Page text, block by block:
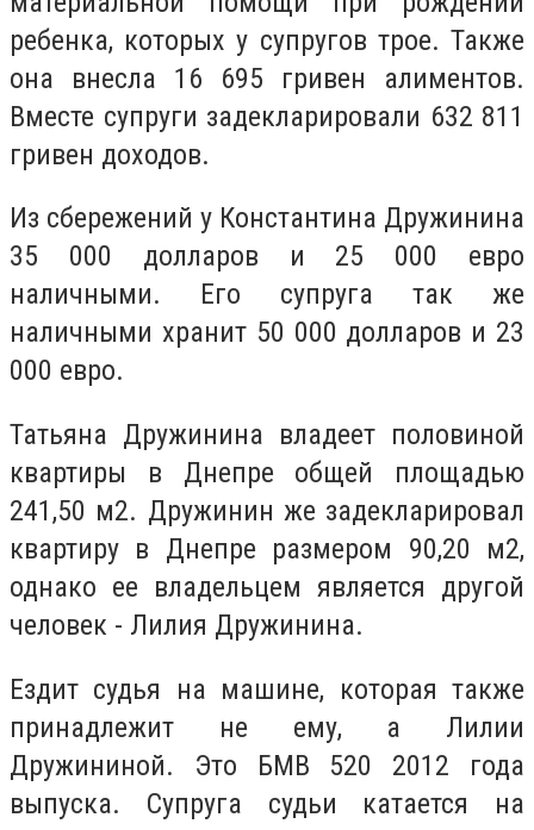
ребенка, которых у супругов трое. Также
она внесла 16 695 гривен алиментов.
Вместе супруги задекларировали 632 811
гривен доходов.
Из сбережений у Константина Дружинина
35 000 долларов и 25 000 евро
наличными. Его супруга так же
наличными хранит 50 000 долларов и 23
000 евро.
Татьяна Дружинина владеет половиной
квартиры в Днепре общей площадью
241,50 м2. Дружинин же задекларировал
квартиру в Днепре размером 90,20 м2,
однако ее владельцем является другой
человек - Лилия Дружинина.
Ездит судья на машине, которая также
принадлежит не ему, а Лилии
Дружининой. Это БМВ 520 2012 года
выпуска. Супруга судьи катается на